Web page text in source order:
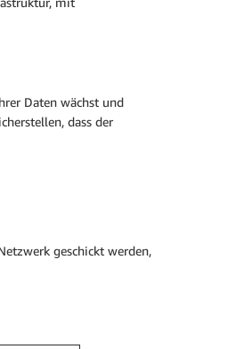
Daten wächst und
dass der
geschickt werden,